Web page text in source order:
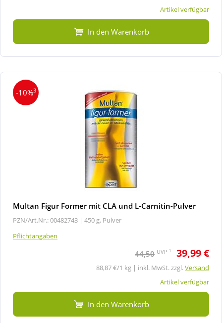
Artikel verfügbar
In den Warenkorb
-10%3
Multan Figur Former mit CLA und L-Carnitin-Pulver
PZN/Art.Nr.: 00482743 | 450 g, Pulver
Pflichtangaben
44,50 UVP 1 39,99 €
88,87 €/1 kg | inkl. MwSt. zzgl.Versand
Artikel verfügbar
In den Warenkorb